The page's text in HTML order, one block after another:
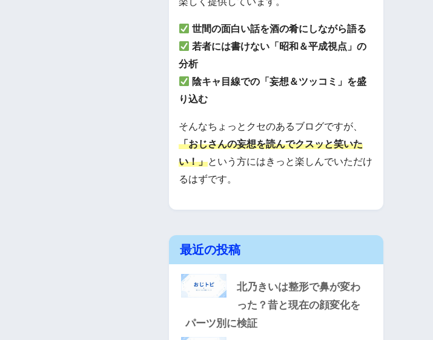
世間の面白い話を酒の肴にしながら語る
若者には書けない「昭和＆平成視点」の
分析
陰キャ目線での「妄想＆ツッコミ」を盛
り込む
そんなちょっとクセのあるブログですが、
「おじさんの妄想を読んでクスッと笑いた
い！」という方にはきっと楽しんでいただけ
るはずです。
最近の投稿
北乃きいは整形で鼻が変わ
った？昔と現在の顔変化を
パーツ別に検証